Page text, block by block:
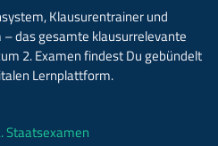
Klausurentrainer und
das gesamte klausurrelevante
2. Examen findest Du gebündelt
Lernplattform.
Staatsexamen